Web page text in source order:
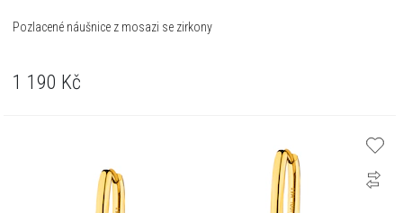
Pozlacené náušnice z mosazi se zirkony
1 190 Kč